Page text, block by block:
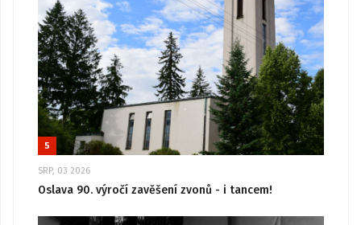
5
SRP, 03 2026
Oslava 90. výročí zavěšení zvonů - i tancem!